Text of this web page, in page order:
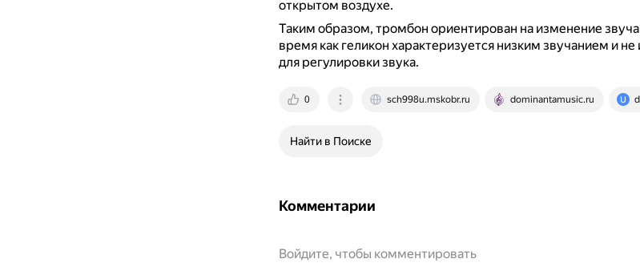
открытом воздухе.
Таким образом, тромбон ориентирован на изменение
время как геликон характеризуется низким звучанием и
для регулировки звука.
0 sch998u.mskobr.ru dominantamusic.ru
Найти в Поиске
Комментарии
Войдите, чтобы комментировать